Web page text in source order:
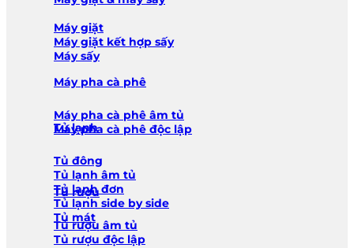
Máy giặt
Máy giặt kết hợp sấy
Máy sấy
Máy pha cà phê
Máy pha cà phê âm tủ
Máy pha cà phê độc lập
Tủ lạnh
Tủ đông
Tủ lạnh âm tủ
Tủ lạnh đơn
Tủ lạnh side by side
Tủ mát
Tủ rượu
Tủ rượu âm tủ
Tủ rượu độc lập